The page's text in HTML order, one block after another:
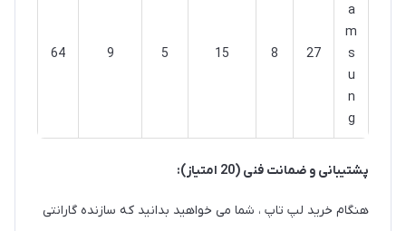
a
m
s
u
n
g
27
8
15
5
9
64
پشتیبانی و ضمانت فنی (20 امتیاز):
هنگام خرید لپ تاپ ، شما می خواهید بدانید که سازنده گارانتی